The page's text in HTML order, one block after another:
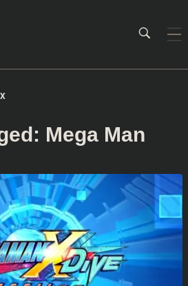
Mega Man